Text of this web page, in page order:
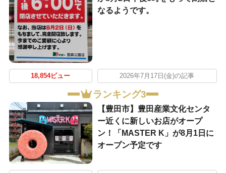
なるようです。
18,854ビュー 2026年7月17日(金)の記事
ランキング3
【豊田市】豊田産業文化センタ
ー近くに新しいお店がオープ
ン！「MASTER K」が8月1日に
オープン予定です